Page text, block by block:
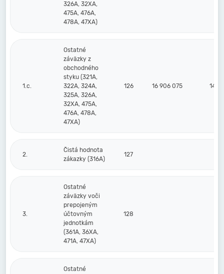
326A, 32XA,
475A, 476A,
478A, 47XA)
1.c.
Ostatné
záväzky z
obchodného
styku (321A,
322A, 324A,
325A, 326A,
32XA, 475A,
476A, 478A,
47XA)
126 16 906 075 14
2.
Čistá hodnota
zákazky (316A)
127
3.
Ostatné
záväzky voči
prepojeným
účtovným
jednotkám
(361A, 36XA,
471A, 47XA)
128
Ostatné